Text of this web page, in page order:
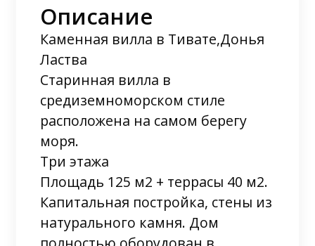
Описание
Каменная вилла в Тивате,Донья
Ластва
Старинная вилла в
средиземноморском стиле
расположена на самом берегу
моря.
Три этажа
Площадь 125 м2 + террасы 40 м2.
Капитальная постройка, стены из
натурального камня. Дом